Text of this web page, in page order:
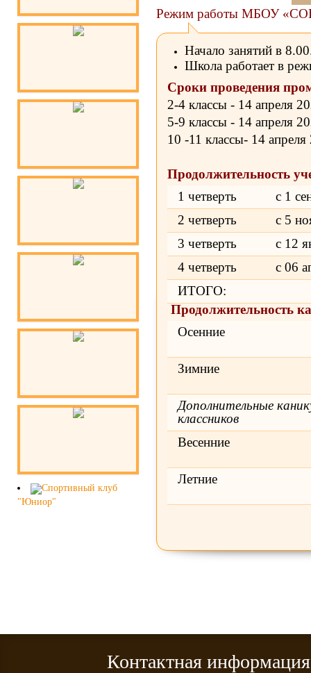
Режим работы МБОУ
Начало занятий в
Школа работает в
Сроки проведения
2-4 классы - 14 апреля
5-9 классы - 14 апреля
10 -11 классы- 14
Продолжительность
1 четверть
с 1
2 четверть
с 5
3 четверть
с 12
4 четверть
с 06
ИТОГО:
Продолжительность
Осенние
Зимние
Дополнительные
классников
Весенние
Летние
Спортивный клуб
"Юниор"
Контактная информация